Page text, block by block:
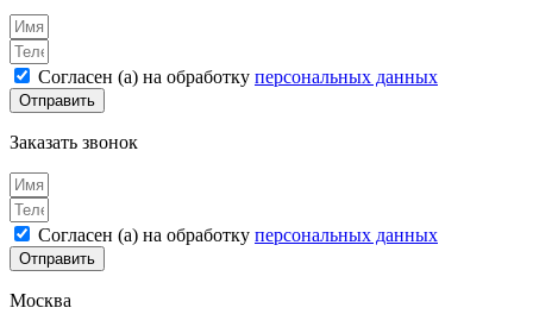
Согласен (а) на обработку персональных данных
Отправить
Заказать звонок
Согласен (а) на обработку персональных данных
Отправить
Москва